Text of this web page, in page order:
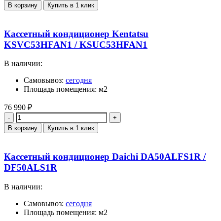
В корзину Купить в 1 клик
Кассетный кондиционер Kentatsu
KSVC53HFAN1 / KSUC53HFAN1
В наличии:
Самовывоз: сегодня
Площадь помещения: м2
76 990 ₽
Количество
В корзину Купить в 1 клик
Кассетный кондиционер Daichi DA50ALFS1R /
DF50ALS1R
В наличии:
Самовывоз: сегодня
Площадь помещения: м2